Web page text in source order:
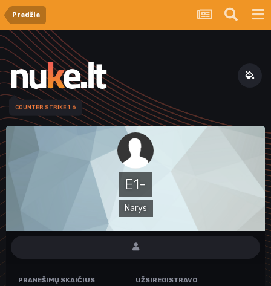
Pradžia
COUNTER STRIKE 1.6
E1-
Narys
PRANEŠIMŲ SKAIČIUS UŽSIREGISTRAVO